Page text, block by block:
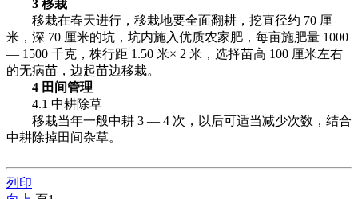
3 移栽
移栽在春天进行，移栽地要全面翻耕，挖直径约 70 厘
米，深 70 厘米的坑，坑内施入优质农家肥，每亩施肥量 1000
— 1500 千克，株行距 1.50 米× 2 米，选择苗高 100 厘米左右
的无病苗，边起苗边移栽。
4 田间管理
4.1 中耕除草
移栽当年一般中耕 3 — 4 次，以后可适当减少次数，结合
中耕除掉田间杂草。
列印